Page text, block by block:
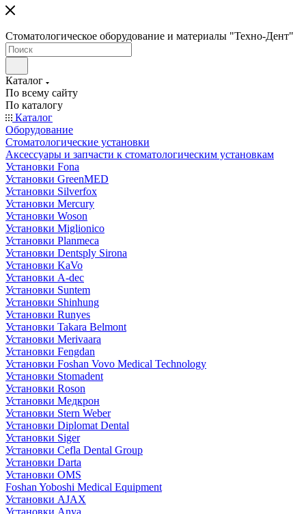
Стоматологическое оборудование и материалы "Техно-Дент"
Каталог
По всему сайту
По каталогу
Каталог
Оборудование
Стоматологические установки
Аксессуары и запчасти к стоматологическим установкам
Установки Fona
Установки GreenMED
Установки Silverfox
Установки Mercury
Установки Woson
Установки Miglionico
Установки Planmeca
Установки Dentsply Sirona
Установки KaVo
Установки A-dec
Установки Suntem
Установки Shinhung
Установки Runyes
Установки Takara Belmont
Установки Merivaara
Установки Fengdan
Установки Foshan Vovo Medical Technology
Установки Stomadent
Установки Roson
Установки Медкрон
Установки Stern Weber
Установки Diplomat Dental
Установки Siger
Установки Cefla Dental Group
Установки Darta
Установки OMS
Foshan Yoboshi Medical Equipment
Установки AJAX
Установки Anya